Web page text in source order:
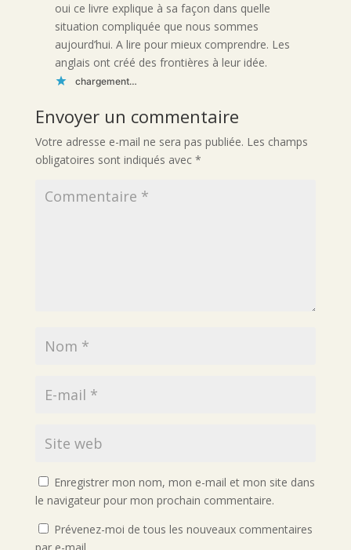
oui ce livre explique à sa façon dans quelle
situation compliquée que nous sommes
aujourd’hui. A lire pour mieux comprendre. Les
anglais ont créé des frontières à leur idée.
chargement…
Envoyer un commentaire
Votre adresse e-mail ne sera pas publiée. Les champs
obligatoires sont indiqués avec *
Enregistrer mon nom, mon e-mail et mon site dans
le navigateur pour mon prochain commentaire.
Prévenez-moi de tous les nouveaux commentaires